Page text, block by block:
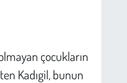
çocukların
Kadıgil, bunun